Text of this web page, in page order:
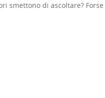
smettono di ascoltare? Forse